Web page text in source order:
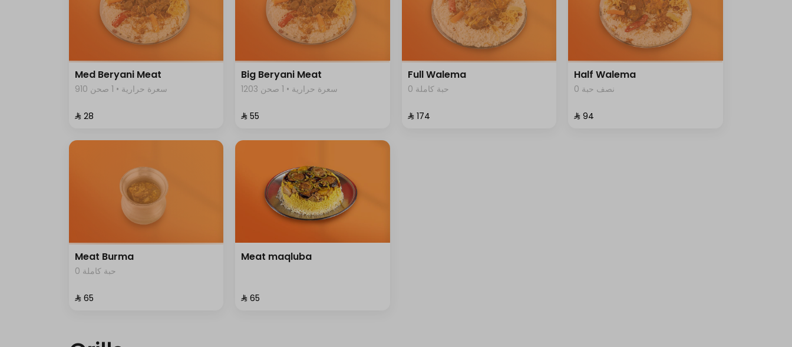
Med Beryani Meat
910 سعرة حرارية • 1 صحن
⁨⁦‪‬ 28⁩
Big Beryani Meat
1203 سعرة حرارية • 1 صحن
⁨⁦‪‬ 55⁩
Full Walema
0 حبة كاملة
⁨⁦‪‬ 174⁩
Half Walema
0 نصف حبة
⁨⁦‪‬ 94⁩
Meat Burma
0 حبة كاملة
⁨⁦‪‬ 65⁩
Meat maqluba
⁨⁦‪‬ 65⁩